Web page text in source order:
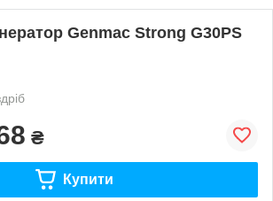
Genmac Strong G30PS
₴
Купити